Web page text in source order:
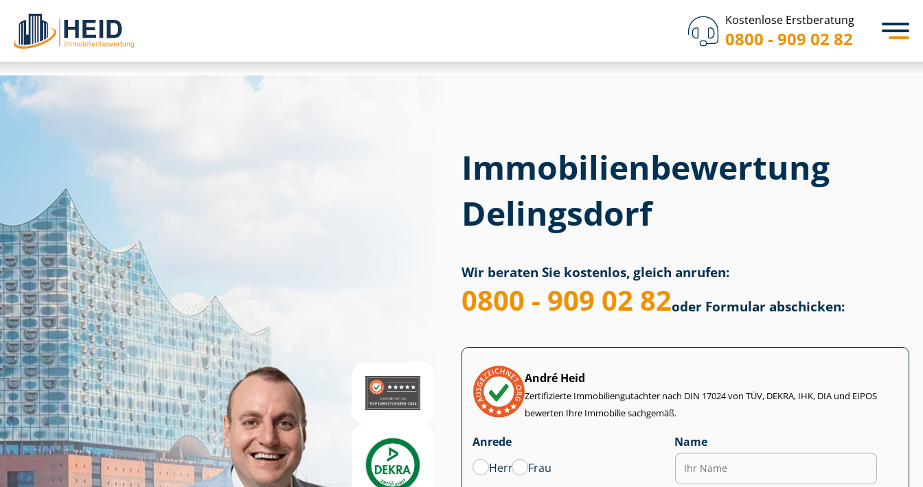
Kostenlose Erstberatung
0800 - 909 02 82
Immobilien­bewertung
Delingsdorf
Wir beraten Sie kostenlos, gleich anrufen:
0800 - 909 02 82oder Formular abschicken:
André Heid
Zertifizierte Im­mo­bi­li­en­gut­ach­ter nach DIN 17024 von TÜV, DEKRA, IHK, DIA und EIPOS
bewerten Ihre Immobilie sachgemäß.
Anrede
Herr
Frau
Name